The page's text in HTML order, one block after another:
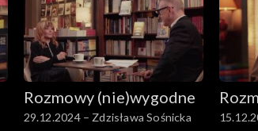
Rozmowy (nie)wygodne
29.12.2024 – Zdzisława Sośnicka